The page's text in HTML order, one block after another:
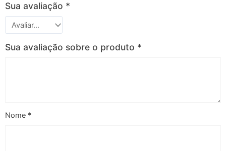
Sua avaliação *
Sua avaliação sobre o produto *
Nome *